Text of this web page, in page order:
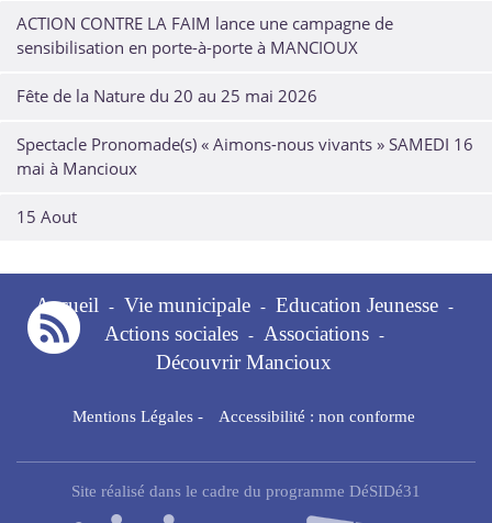
ACTION CONTRE LA FAIM lance une campagne de
sensibilisation en porte-à-porte à MANCIOUX
Fête de la Nature du 20 au 25 mai 2026
Spectacle Pronomade(s) « Aimons-nous vivants » SAMEDI 16
mai à Mancioux
15 Aout
Accueil - Vie municipale - Education Jeunesse -
Actions sociales - Associations -
Découvrir Mancioux
Mentions Légales- Accessibilité : non conforme
Site réalisé dans le cadre du programme DéSIDé31